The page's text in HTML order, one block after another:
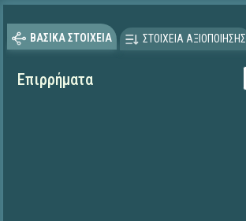
ΒΑΣΙΚΑ ΣΤΟΙΧΕΙΑ ΣΤΟΙΧΕΙΑ ΑΞΙΟΠΟΙΗΣΗΣ
Επιρρήματα